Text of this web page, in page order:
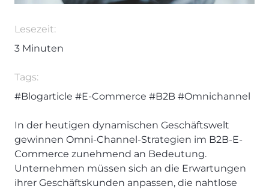
Lesezeit:
3 Minuten
Tags:
#Blogarticle #E-Commerce #B2B #Omnichannel
In der heutigen dynamischen Geschäftswelt
gewinnen Omni-Channel-Strategien im B2B-E-
Commerce zunehmend an Bedeutung.
Unternehmen müssen sich an die Erwartungen
ihrer Geschäftskunden anpassen, die nahtlose